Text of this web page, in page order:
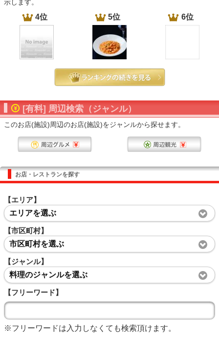
示します。
4位 5位 6位
[有料] 周辺検索（ジャンル）
このお店(施設)周辺のお店(施設)をジャンルから探せます。
お店・レストランを探す
【エリア】
エリアを選ぶ
【市区町村】
市区町村を選ぶ
【ジャンル】
料理のジャンルを選ぶ
【フリーワード】
※フリーワードは入力しなくても検索頂けます。